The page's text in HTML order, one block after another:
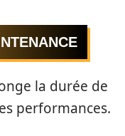
la durée de
performances.